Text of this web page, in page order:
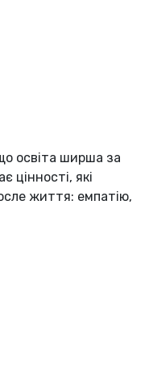
освіта ширша за
цінності, які
життя: емпатію,